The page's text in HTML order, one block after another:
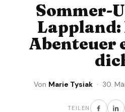
Sommer-
Lappland:
Abenteuer
Von Marie Tysiak · 30.
TEILEN